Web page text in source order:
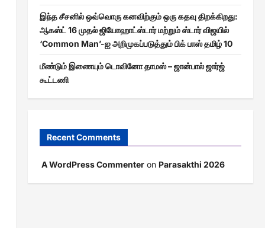
இந்த சீசனில் ஒவ்வொரு கனவிற்கும் ஒரு கதவு திறக்கிறது:
ஆகஸ்ட் 16 முதல் ஜியோஹாட்ஸ்டார் மற்றும் ஸ்டார் விஜயில்
‘Common Man’-ஐ அறிமுகப்படுத்தும் பிக் பாஸ் தமிழ் 10
மீண்டும் இணையும் டொவினோ தாமஸ் – ஜான்பால் ஜார்ஜ்
கூட்டணி
Recent Comments
A WordPress Commenteron Parasakthi 2026